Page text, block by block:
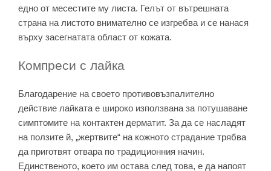
едно от месестите му листа. Гелът от вътрешната
страна на листото внимателно се изгребва и се нанася
върху засегнатата област от кожата.
Компреси с лайка
Благодарение на своето противовъзпалително
действие лайката е широко използвана за потушаване
симптомите на контактен дерматит. За да се насладят
на ползите й, „жертвите“ на кожното страдание трябва
да приготвят отвара по традиционния начин.
Единственото, което им остава след това, е да напоят